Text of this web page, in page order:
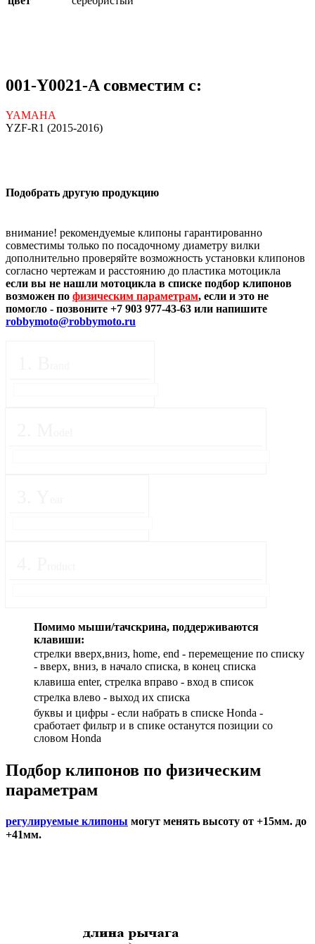
001-Y0021-A совместим с:
YAMAHA
YZF-R1 (2015-2016)
Подобрать другую продукцию
внимание! рекомендуемые клипоны гарантированно
совместимы только по посадочному диаметру вилки
дополнительно проверяйте возможность установки клипонов
согласно чертежам и расстоянию до пластика мотоцикла
если вы не нашли мотоцикла в списке подбор клипонов
возможен по физическим параметрам, если и это не
помогло - позвоните +7 903 977-43-63 или напишите
robbymoto@robbymoto.ru
Помимо мыши/тачскрина, поддерживаются
клавиши:
стрелки вверх,вниз, home, end - перемещение по списку
- вверх, вниз, в начало списка, в конец списка
клавиша enter, стрелка вправо - вход в список
cтрелка влево - выход их списка
буквы и цифры - если набрать в списке Honda -
сработает фильтр и в спике останутся позиции со
словом Honda
Подбор клипонов по физическим
параметрам
регулируемые клипоны могут менять высоту от +15мм. до
+41мм.